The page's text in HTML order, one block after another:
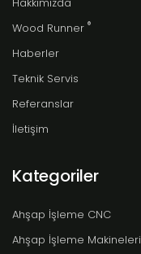
Wood Runner ®
Haberler
Teknik Servis
Referanslar
İletişim
Kategoriler
Ahşap İşleme CNC
Ahşap İşleme Makineleri